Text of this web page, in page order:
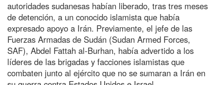
autoridades sudanesas habían liberado, tras tres meses
de detención, a un conocido islamista que había
expresado apoyo a Irán. Previamente, el jefe de las
Fuerzas Armadas de Sudán (Sudan Armed Forces,
SAF), Abdel Fattah al-Burhan, había advertido a los
líderes de las brigadas y facciones islamistas que
combaten junto al ejército que no se sumaran a Irán en